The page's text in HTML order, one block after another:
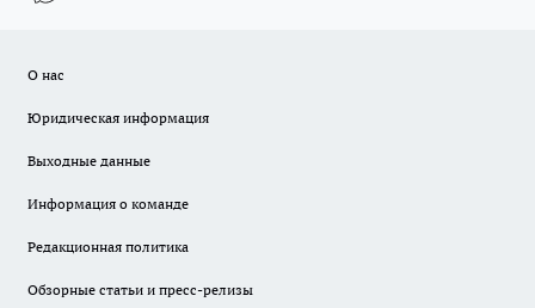
О нас
Юридическая информация
Выходные данные
Информация о команде
Редакционная политика
Обзорные статьи и пресс-релизы